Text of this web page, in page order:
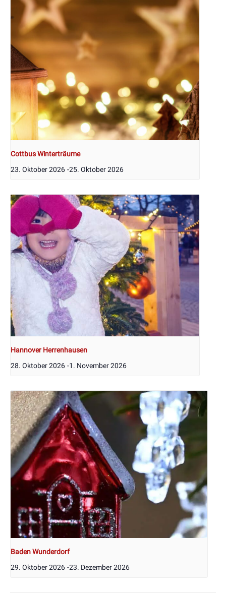
Cottbus Winterträume
23. Oktober 2026 -25. Oktober 2026
Hannover Herrenhausen
28. Oktober 2026 -1. November 2026
Baden Wunderdorf
29. Oktober 2026 -23. Dezember 2026